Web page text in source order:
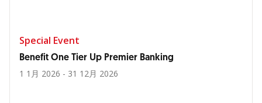
Special Event
Benefit One Tier Up Premier Banking
1 1月 2026 - 31 12月 2026